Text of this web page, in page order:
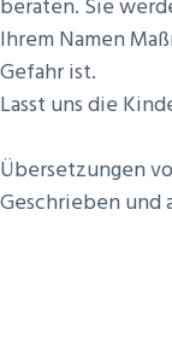
beraten. Sie
Ihrem Namen
Gefahr ist.
Lasst uns die
Übersetzungen
Geschrieben und